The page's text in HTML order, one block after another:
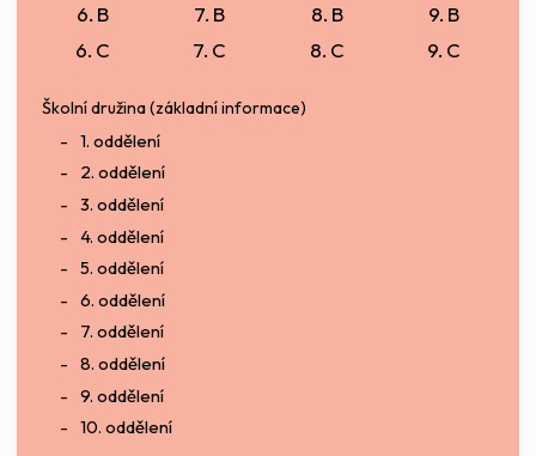
6. B
6. C
7. B
7. C
8. B
8. C
9. B
9. C
Školní družina (základní informace)
1. oddělení
2. oddělení
3. oddělení
4. oddělení
5. oddělení
6. oddělení
7. oddělení
8. oddělení
9. oddělení
10. oddělení